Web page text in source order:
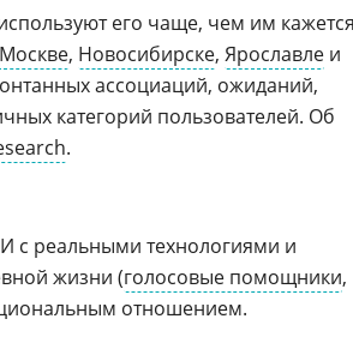
его чаще, чем им
, Новосибирске, Ярославле и
ассоциаций, ожиданий,
категорий пользователей. Об
.
с реальными технологиями и
жизни (голосовые помощники,
отношением.